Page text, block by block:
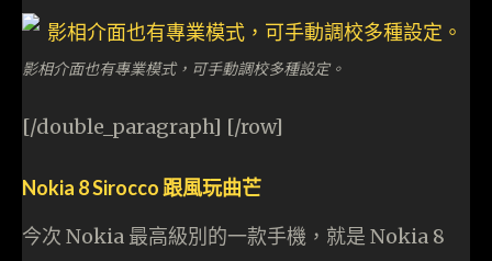
影相介面也有專業模式，可手動調校多種設定。
[/double_paragraph] [/row]
Nokia 8 Sirocco 跟風玩曲芒
今次 Nokia 最高級別的一款手機，就是 Nokia 8